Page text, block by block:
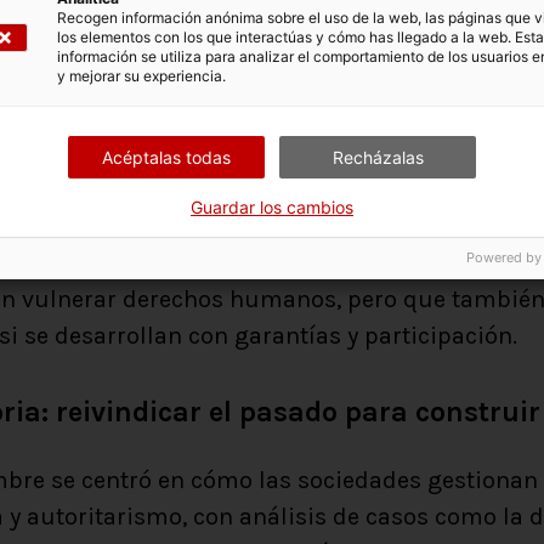
cambiar las narrativas
el foco se desplazó hacia la seguridad
de cuestionar las narrativas militaristas que
—con la guerra en Ucrania y la violencia en
cómo la tecnología puede servir tanto a la
de tecnologías de vigilancia, especialmente
vulnerar derechos humanos, pero que
se desarrollan con garantías y participación.
reivindicar el pasado para
se centró en cómo las sociedades
y autoritarismo, con análisis de casos como la
Recogen información anónima sobre el uso de la web, las páginas que
los elementos con los que interactúas y cómo has llegado a la web. Esta
información se utiliza para analizar el comportamiento de los usuarios
y mejorar su experiencia.
Acéptalas todas Recházalas
Guardar los cambios
Powered by